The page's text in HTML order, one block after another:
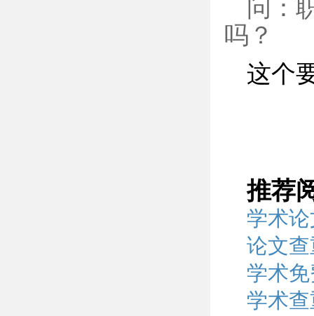
问：
吗？
这个
推荐
学术
论文
学术
学术